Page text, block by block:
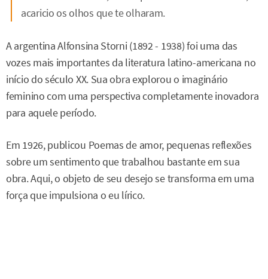
acaricio os olhos que te olharam.
A argentina Alfonsina Storni (1892 - 1938) foi uma das
vozes mais importantes da literatura latino-americana no
início do século XX. Sua obra explorou o imaginário
feminino com uma perspectiva completamente inovadora
para aquele período.
Em 1926, publicou Poemas de amor, pequenas reflexões
sobre um sentimento que trabalhou bastante em sua
obra. Aqui, o objeto de seu desejo se transforma em uma
força que impulsiona o eu lírico.